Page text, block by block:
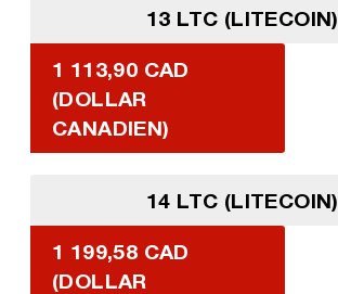
13 LTC (LITECOIN)
1 113,90 CAD
(DOLLAR
CANADIEN)
14 LTC (LITECOIN)
1 199,58 CAD
(DOLLAR